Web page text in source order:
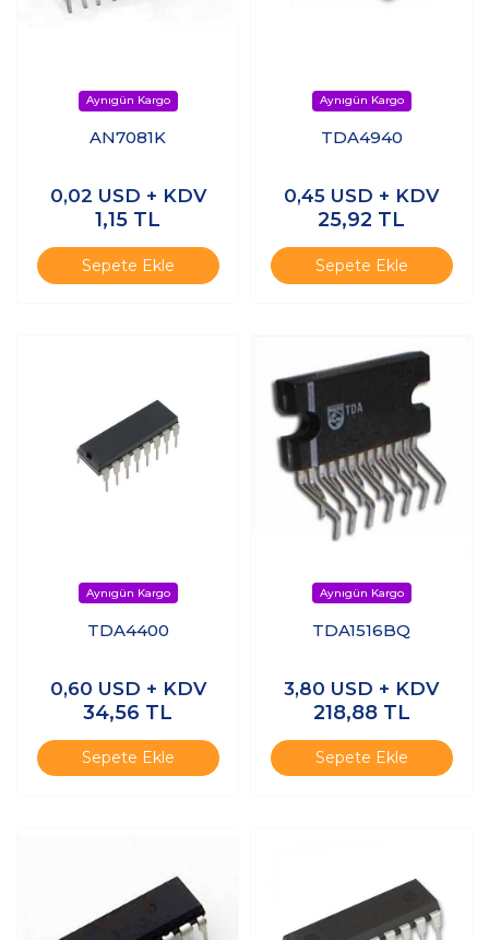
AN7081K
0,02 USD + KDV
1,15 TL
Sepete Ekle
TDA4940
0,45 USD + KDV
25,92 TL
Sepete Ekle
TDA4400
0,60 USD + KDV
34,56 TL
Sepete Ekle
TDA1516BQ
3,80 USD + KDV
218,88 TL
Sepete Ekle